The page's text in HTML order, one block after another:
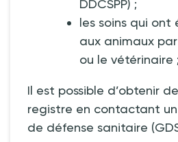
DDCSPP) ;
les soins qui ont
aux animaux
ou le vétérinaire ;
Il est possible d’obtenir
registre en contactant
de défense sanitaire